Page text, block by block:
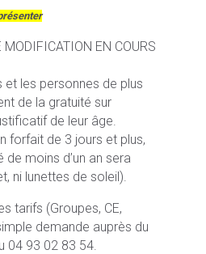
MODIFICATION EN COURS
et les personnes de plus
de la gratuité sur
de leur âge.
forfait de 3 jours et plus,
de moins d’un an sera
ni lunettes de soleil).
tarifs (Groupes, CE,
demande auprès du
04 93 02 83 54.